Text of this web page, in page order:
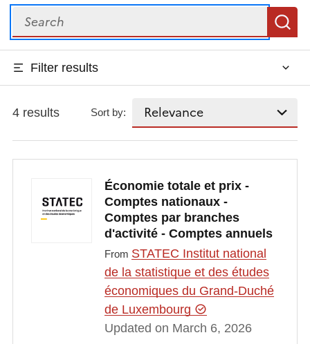
Search
Filter results
4 results Sort by:
Économie totale et prix -
Comptes nationaux -
Comptes par branches
d'activité - Comptes annuels
From STATEC Institut national
de la statistique et des études
économiques du Grand-Duché
de Luxembourg
Updated on March 6, 2026